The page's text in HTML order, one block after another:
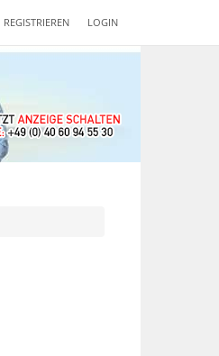
REGISTRIEREN LOGIN